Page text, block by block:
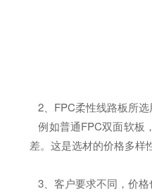
2、FPC柔性线路板所
例如普通FPC双面软板
差。这是选材的价格多样
3、客户要求不同，价格